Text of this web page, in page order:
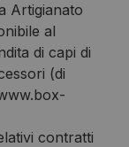
Artigianato
al
di capi di
(di
contratti